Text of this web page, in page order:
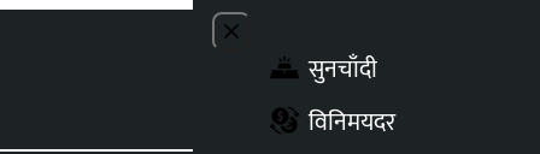
Close menu
सुनचाँदी
विनिमयदर